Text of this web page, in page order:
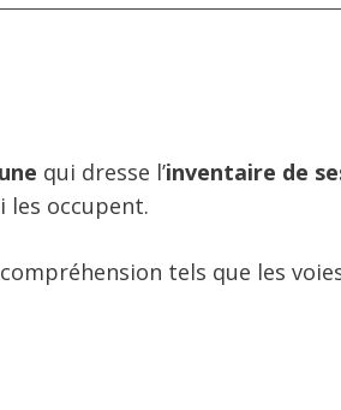
qui dresse l’inventaire de
les occupent.
tels que les